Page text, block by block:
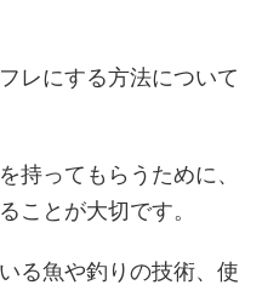
レにする方法について
持ってもらうために、
ことが大切です。
る魚や釣りの技術、使